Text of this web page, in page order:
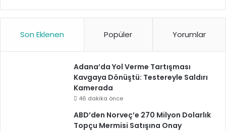
Son Eklenen Popüler Yorumlar
Adana’da Yol Verme Tartışması
Kavgaya Dönüştü: Testereyle Saldırı
Kamerada
46 dakika önce
ABD’den Norveç’e 270 Milyon Dolarlık
Topçu Mermisi Satışına Onay